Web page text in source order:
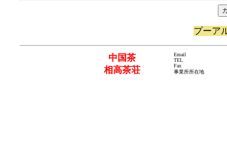
プーア
中国茶
相高茶荘
Email
TEL
Fax
事業所所在地